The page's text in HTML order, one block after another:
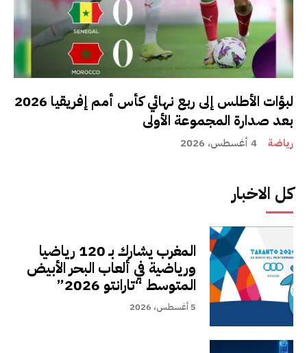
لبؤات الأطلس إلى ربع نهائي كأس أمم إفريقيا 2026
بعد صدارة المجموعة الأولى
رياضة 4 أغسطس، 2026
كل الاخبار
المغرب يشارك بـ 120 رياضيا
ورياضية في ألعاب البحر الأبيض
المتوسط “تارانتو 2026”
5 أغسطس، 2026